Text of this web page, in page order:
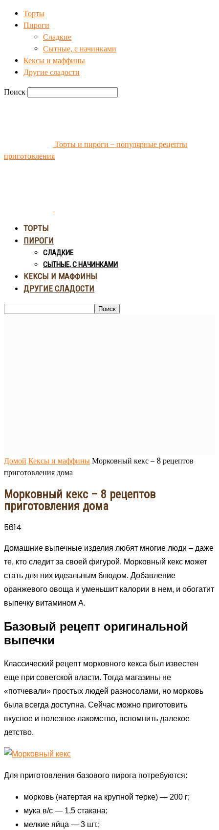
Торты
Пироги
Сладкие
Сытные, с начинками
Кексы и маффины
Другие сладости
Поиск
Торты и пироги – популярные рецепты
приготовления
ТОРТЫ
ПИРОГИ
СЛАДКИЕ
СЫТНЫЕ, С НАЧИНКАМИ
КЕКСЫ И МАФФИНЫ
ДРУГИЕ СЛАДОСТИ
Домой Кексы и маффины Морковный кекс – 8 рецептов
приготовления дома
Морковный кекс – 8 рецептов
приготовления дома
5614
Домашние выпечные изделия любят многие люди – даже
те, кто следит за своей фигурой. Морковный кекс может
стать для них идеальным блюдом. Добавление
оранжевого овоща и уменьшит калории в нем, и обогатит
выпечку витамином А.
Базовый рецепт оригинальной
выпечки
Классический рецепт морковного кекса был известен
еще при советской власти. Тогда магазины не
«потчевали» простых людей разносолами, но морковь
была всегда доступна. Сейчас можно приготовить
вкусное и полезное лакомство, вспомнить далекое
детство.
Для приготовления базового пирога потребуются:
морковь (натертая на крупной терке) — 200 г;
мука в/с — 1,5 стакана;
мелкие яйца — 3 шт.;